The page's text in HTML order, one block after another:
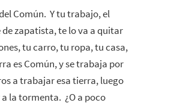
Común. Y tu trabajo, el
zapatista, te lo va a quitar
tu carro, tu ropa, tu casa,
es Común, y se trabaja por
a trabajar esa tierra, luego
la tormenta. ¿O a poco